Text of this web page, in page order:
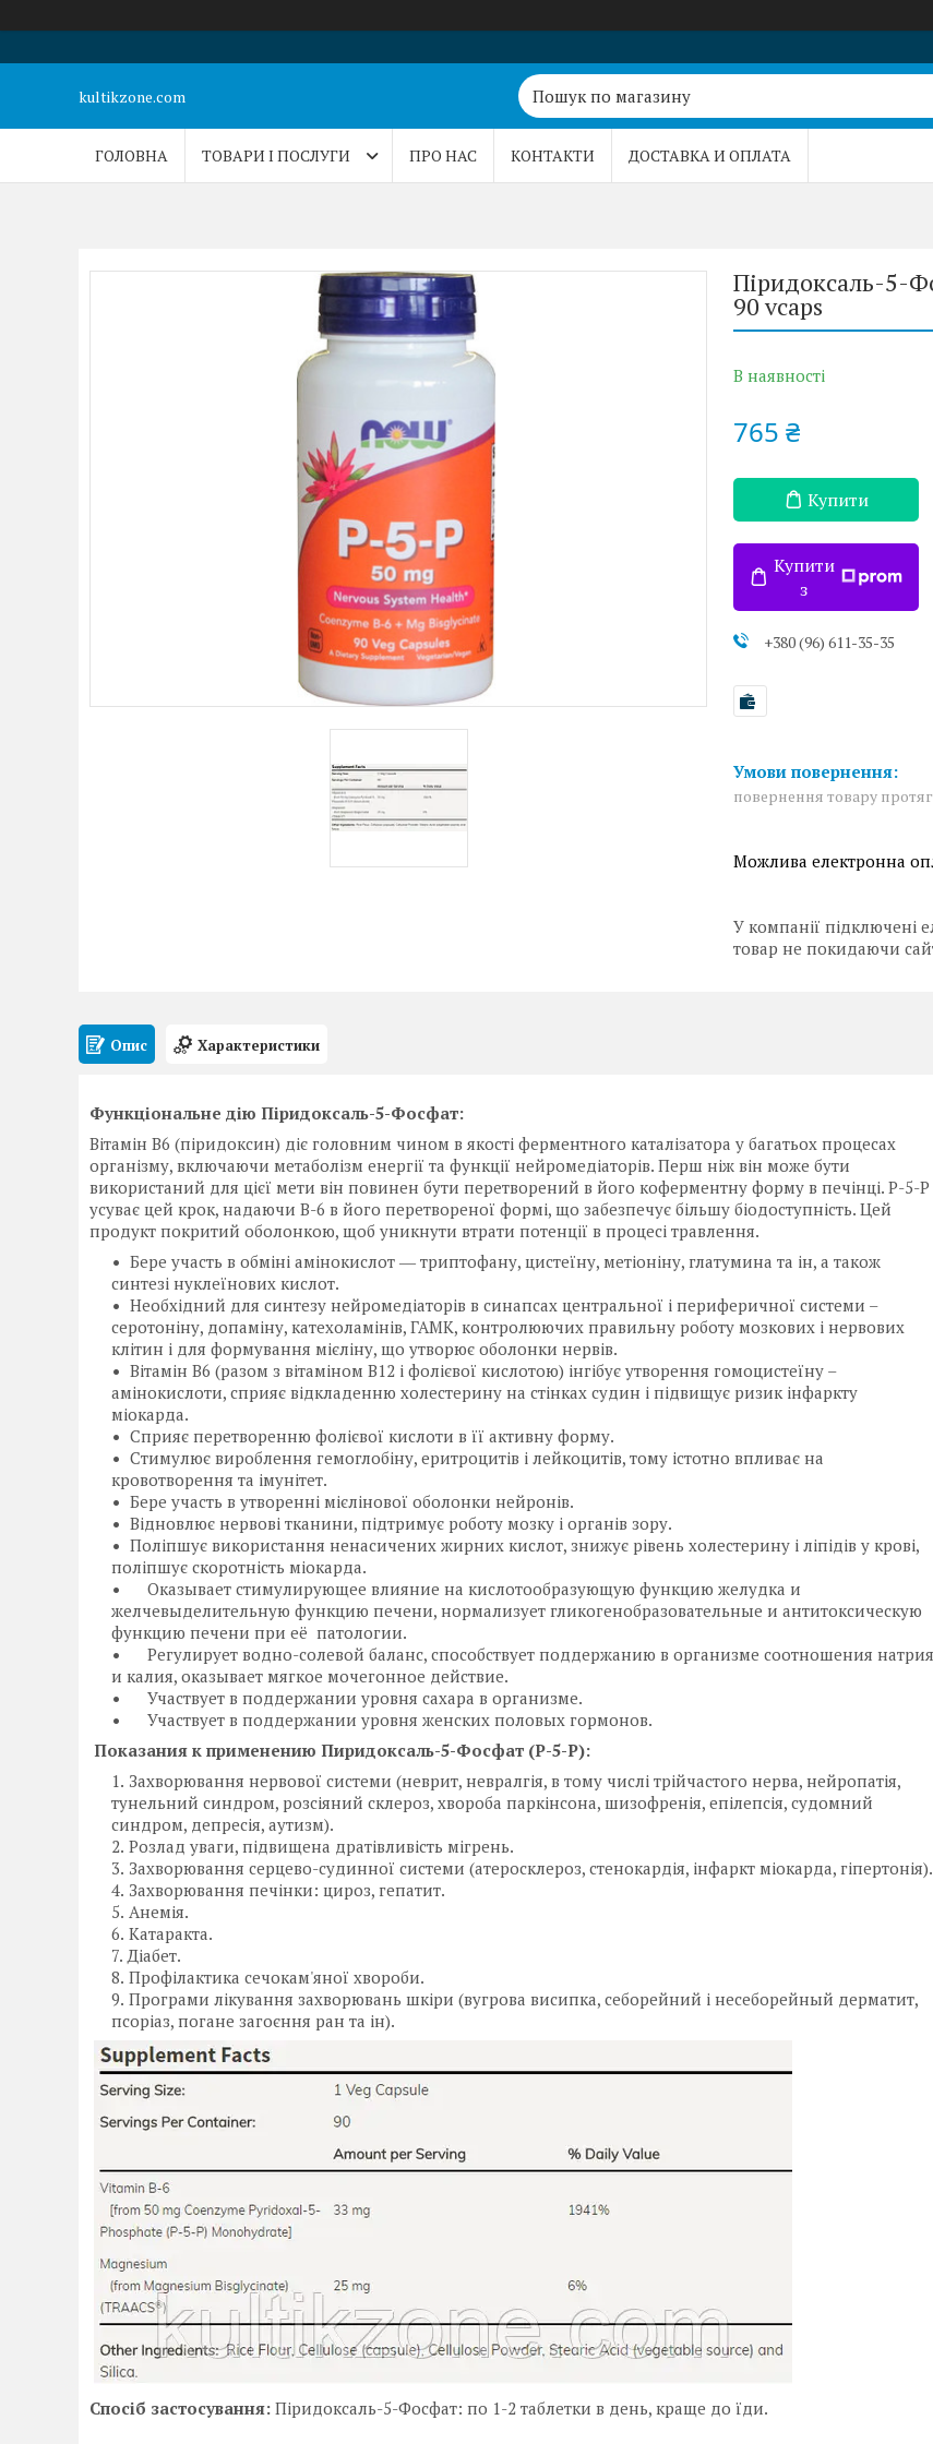
kultikzone.com
ГОЛОВНА ТОВАРИ І ПОСЛУГИ ПРО НАС КОНТАКТИ ДОСТАВКА И ОПЛАТА
Піридоксаль-5-
90 vcaps
В наявності
765 ₴
Купити
Купити
з
+380 (96) 611-35-35
повернення товару
У компанії підключені
товар не покидаючи
Опис Характеристики
Функціональне дію Піридоксаль-5-Фосфат:
Вітамін B6 (піридоксин) діє головним чином в якості ферментного каталізатора у багатьох процесах
організму, включаючи метаболізм енергії та функції нейромедіаторів. Перш ніж він може бути
використаний для цієї мети він повинен бути перетворений в його коферментну форму в печінці. P-5-P
усуває цей крок, надаючи B-6 в його перетвореної формі, що забезпечує більшу біодоступність. Цей
продукт покритий оболонкою, щоб уникнути втрати потенції в процесі травлення.
Бере участь в обміні амінокислот ― триптофану, цистеїну, метіоніну, глатумина та ін, а також
синтезі нуклеїнових кислот.
Необхідний для синтезу нейромедіаторів в синапсах центральної і периферичної системи –
серотоніну, допаміну, катехоламінів, ГАМК, контролюючих правильну роботу мозкових і нервових
клітин і для формування мієліну, що утворює оболонки нервів.
Вітамін В6 (разом з вітаміном В12 і фолієвої кислотою) інгібує утворення гомоцистеїну –
амінокислоти, сприяє відкладенню холестерину на стінках судин і підвищує ризик інфаркту
міокарда.
Сприяє перетворенню фолієвої кислоти в її активну форму.
Стимулює вироблення гемоглобіну, еритроцитів і лейкоцитів, тому істотно впливає на
кровотворення та імунітет.
Бере участь в утворенні мієлінової оболонки нейронів.
Відновлює нервові тканини, підтримує роботу мозку і органів зору.
Поліпшує використання ненасичених жирних кислот, знижує рівень холестерину і ліпідів у крові,
поліпшує скоротність міокарда.
Оказывает стимулирующее влияние на кислотообразующую функцию желудка и
желчевыделительную функцию печени, нормализует гликогенобразовательные и антитоксическую
функцию печени при её патологии.
Регулирует водно-солевой баланс, способствует поддержанию в организме соотношения натрия
и калия, оказывает мягкое мочегонное действие.
Участвует в поддержании уровня сахара в организме.
Участвует в поддержании уровня женских половых гормонов.
Показания к применению Пиридоксаль-5-Фосфат (Р-5-Р):
Захворювання нервової системи (неврит, невралгія, в тому числі трійчастого нерва, нейропатія,
тунельний синдром, розсіяний склероз, хвороба паркінсона, шизофренія, епілепсія, судомний
синдром, депресія, аутизм).
Розлад уваги, підвищена дратівливість мігрень.
Захворювання серцево-судинної системи (атеросклероз, стенокардія, інфаркт міокарда, гіпертонія).
Захворювання печінки: цироз, гепатит.
Анемія.
Катаракта.
Діабет.
Профілактика сечокам'яної хвороби.
Програми лікування захворювань шкіри (вугрова висипка, себорейний і несеборейный дерматит,
псоріаз, погане загоєння ран та ін).
Спосіб застосування: Піридоксаль-5-Фосфат: по 1-2 таблетки в день, краще до їди.